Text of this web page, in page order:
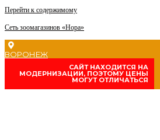
Перейти к содержимому
Сеть зоомагазинов «Нора»
ВОРОНЕЖ
CАЙТ НАХОДИТСЯ НА
МОДЕРНИЗАЦИИ, ПОЭТОМУ ЦЕНЫ
МОГУТ ОТЛИЧАТЬСЯ